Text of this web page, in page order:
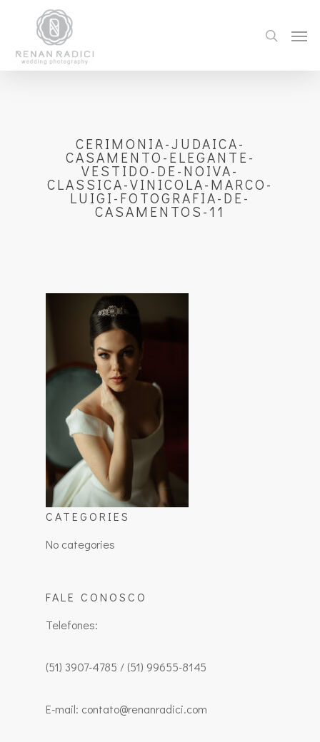
CERIMONIA-JUDAICA-
CASAMENTO-ELEGANTE-
VESTIDO-DE-NOIVA-
CLASSICA-VINICOLA-MARCO-
LUIGI-FOTOGRAFIA-DE-
CASAMENTOS-11
CATEGORIES
No categories
FALE CONOSCO
Telefones:
(51) 3907-4785 / (51) 99655-8145
E-mail: contato@renanradici.com